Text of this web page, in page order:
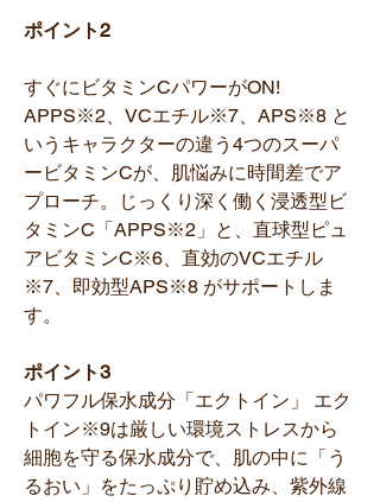
ポイント2
すぐにビタミンCパワーがON!
APPS※2、VCエチル※7、APS※8 と
いうキャラクターの違う4つのスーパ
ービタミンCが、肌悩みに時間差でア
プローチ。じっくり深く働く浸透型ビ
タミンC「APPS※2」と、直球型ピュ
アビタミンC※6、直効のVCエチル
※7、即効型APS※8 がサポートしま
す。
ポイント3
パワフル保水成分「エクトイン」 エク
トイン※9は厳しい環境ストレスから
細胞を守る保水成分で、肌の中に「う
るおい」をたっぷり貯め込み、紫外線